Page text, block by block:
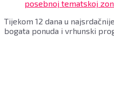
posebnoj tematskoj zoni
Tijekom 12 dana u
bogata ponuda i vrhunski